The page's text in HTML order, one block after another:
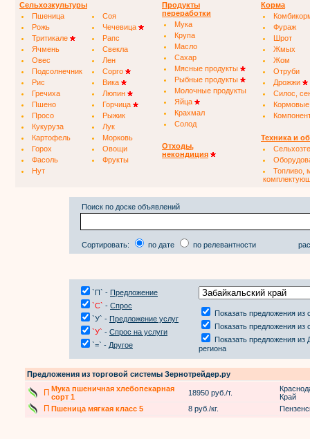
Сельхозкультуры
Пшеница
Соя
Рожь
Чечевица
Тритикале
Рапс
Ячмень
Свекла
Овес
Лен
Подсолнечник
Сорго
Рис
Вика
Гречиха
Люпин
Пшено
Горчица
Просо
Рыжик
Кукуруза
Лук
Картофель
Морковь
Горох
Овощи
Фасоль
Фрукты
Нут
Продукты
переработки
Мука
Крупа
Масло
Сахар
Мясные продукты
Рыбные продукты
Молочные продукты
Яйца
Крахмал
Солод
Отходы,
некондиция
Корма
Фураж
Шрот
Жмых
Жом
Отруби
Дрожжи
Силос,
Техника и
Топливо,
Поиск по доске объявлений
Сортировать: по дате по релевантности
`П` - Предложение
`С` - Спрос
`У` - Предложение услуг
`У` - Спрос на услуги
`=` - Другое
Показать предложения из
Показать предложения из
Показать предложения из
региона
Предложения из торговой системы Зернотрейдер.ру
П Мука пшеничная хлебопекарная
сорт 1
18950 руб./т.
Край
П Пшеница мягкая класс 5 8 руб./кг.